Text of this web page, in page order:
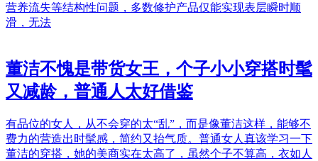
营养流失等结构性问题，多数修护产品仅能实现表层瞬时顺
滑，无法
董洁不愧是带货女王，个子小小穿搭时髦
又减龄，普通人太好借鉴
有品位的女人，从不会穿的太“乱”，而是像董洁这样，能够不
费力的营造出时髦感，简约又抬气质。普通女人真该学习一下
董洁的穿搭，她的美商实在太高了，虽然个子不算高，衣如人